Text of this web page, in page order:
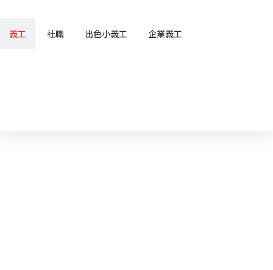
義工 社職 出色小義工 企業義工